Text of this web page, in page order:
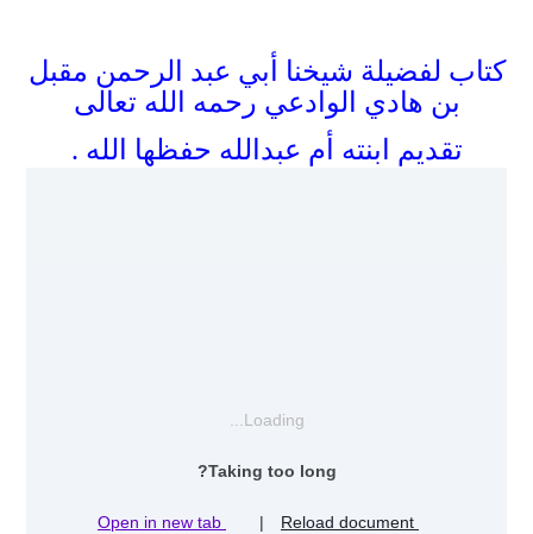
كتاب لفضيلة شيخنا أبي عبد الرحمن مقبل
بن هادي الوادعي رحمه الله تعالى
تقديم ابنته أم عبدالله حفظها الله .
Loading...
Taking too long?
|